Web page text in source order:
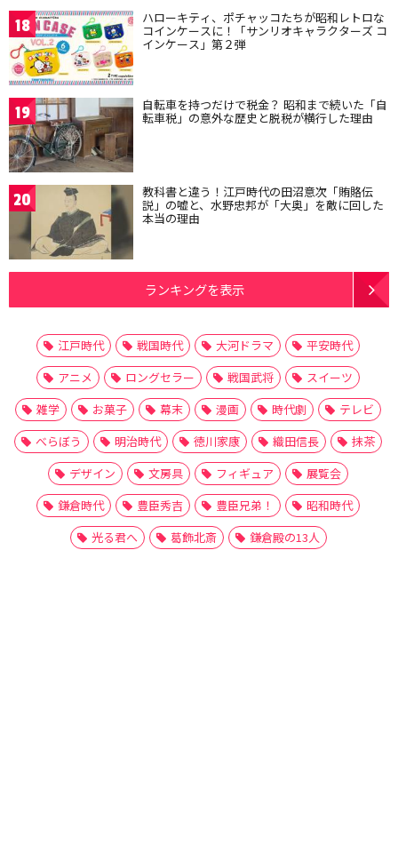
18 ハローキティ、ポチャッコたちが昭和レトロな
コインケースに！「サンリオキャラクターズ コ
インケース」第２弾
19 自転車を持つだけで税金？ 昭和まで続いた「自
転車税」の意外な歴史と脱税が横行した理由
20 教科書と違う！江戸時代の田沼意次「賄賂伝
説」の嘘と、水野忠邦が「大奥」を敵に回した
本当の理由
ランキングを表示
江戸時代 戦国時代 大河ドラマ
平安時代
アニメ
ロングセラー 戦国武将
スイーツ
雑学
お菓子 幕末 漫画 時代劇
テレビ
べらぼう
明治時代 徳川家康 織田信長
抹茶
デザイン
文房具 フィギュア
展覧会
鎌倉時代
豊臣秀吉 豊臣兄弟！
昭和時代
光る君へ
葛飾北斎 鎌倉殿の13人